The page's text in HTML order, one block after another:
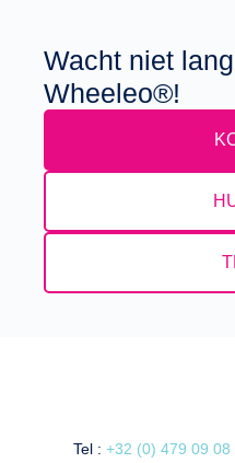
Wacht niet
Wheeleo®!
Tel :+32 (0) 479 09 08